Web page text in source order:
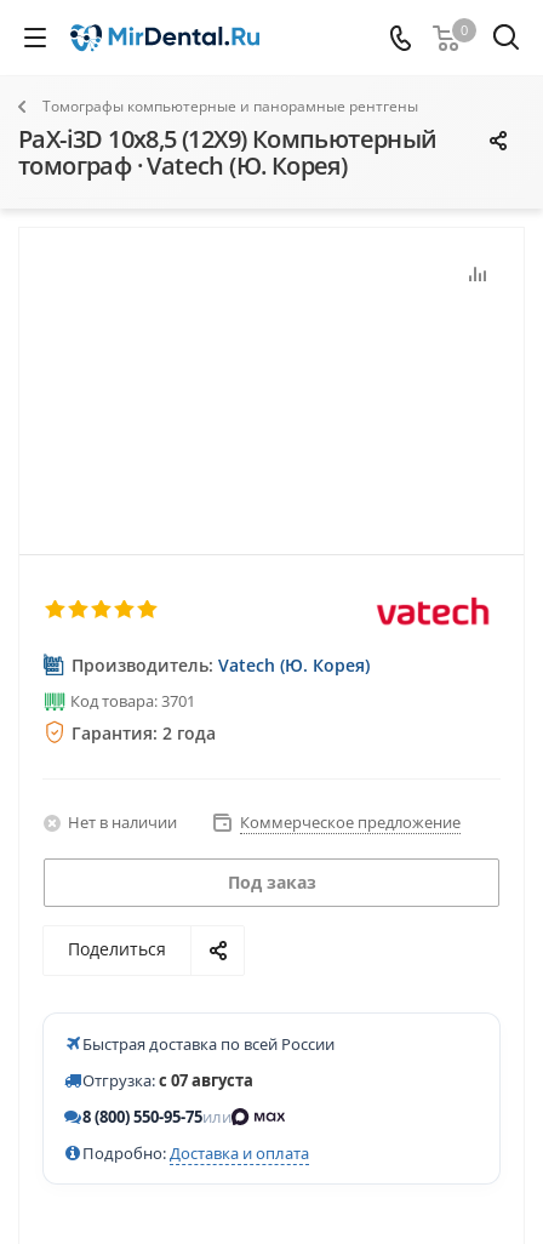
0
Томографы компьютерные и панорамные рентгены
PaX-i3D 10х8,5 (12X9) Компьютерный
томограф · Vatech (Ю. Корея)
Производитель: Vatech (Ю. Корея)
Код товара: 3701
Гарантия: 2 года
Нет в наличии Коммерческое предложение
Под заказ
Поделиться
Быстрая доставка по всей России
Отгрузка:с 07 августа
8 (800) 550-95-75или
Подробно:Доставка и оплата